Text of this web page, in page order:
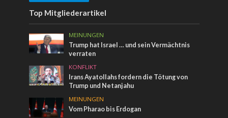
Top Mitgliederartikel
MEINUNGEN
Trump hat Israel … und sein Vermächtnis
verraten
KONFLIKT
Irans Ayatollahs fordern die Tötung von
Trump und Netanjahu
MEINUNGEN
Vom Pharao bis Erdogan